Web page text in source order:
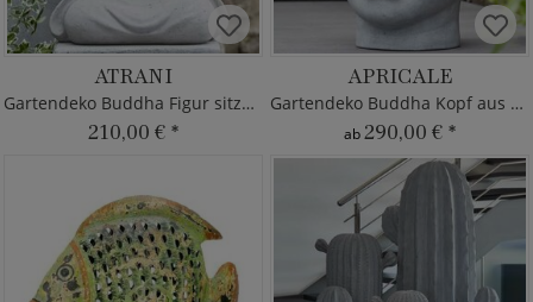
ATRANI
Gartendeko Buddha Figur sitzend
210,00 € *
APRICALE
Gartendeko Buddha Kopf aus Polystone
ab290,00 € *